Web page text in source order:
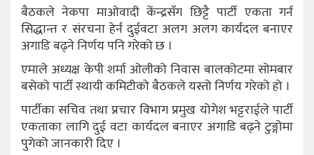
बैठकले नेकपा माओवादी केंंन्द्रसँग छिट्टै पार्टी एकता गर्न
सिद्धान्त र संरचना हेर्न दुईवटा अलग अलग कार्यदल बनाएर
अगाडि बढ्ने निर्णय पनि गरेको छ ।
एमाले अध्यक्ष केपी शर्मा ओलीको निवास बालकोटमा सोमबार
बसेको पार्टी स्थायी कमिटीको बैठकले यस्तो निर्णय गरेको हो ।
पार्टीका सचिव तथा प्रचार विभाग प्रमुख योगेश भट्टराईले पार्टी
एकताका लागि दुई वटा कार्यदल बनाएर अगाडि बढ्ने टुङ्गोमा
पुगेको जानकारी दिए ।